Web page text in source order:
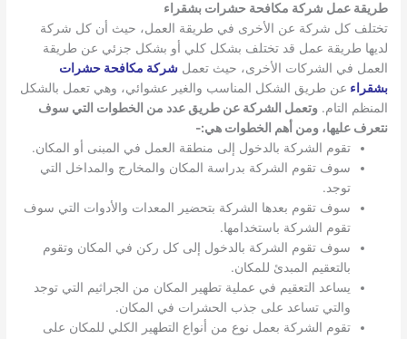
طريقة عمل شركة مكافحة حشرات بشقراء
تختلف كل شركة عن الأخرى في طريقة العمل، حيث أن كل شركة
لديها طريقة عمل قد تختلف بشكل كلي أو بشكل جزئي عن طريقة
العمل في الشركات الأخرى، حيث تعملشركة مكافحة حشرات
بشقراء عن طريق الشكل المناسب والغير عشوائي، وهي تعمل بالشكل
المنظم التام.وتعمل الشركة عن طريق عدد من الخطوات التي سوف
نتعرف عليها، ومن أهم الخطوات هي:-
تقوم الشركة بالدخول إلى منطقة العمل في المبنى أو المكان.
سوف تقوم الشركة بدراسة المكان والمخارج والمداخل التي
توجد.
سوف تقوم بعدها الشركة بتحضير المعدات والأدوات التي سوف
تقوم الشركة باستخدامها.
سوف تقوم الشركة بالدخول إلى كل ركن في المكان وتقوم
بالتعقيم المبدئ للمكان.
يساعد التعقيم في عملية تطهير المكان من الجراثيم التي توجد
والتي تساعد على جذب الحشرات في المكان.
تقوم الشركة بعمل نوع من أنواع التطهير الكلي للمكان على